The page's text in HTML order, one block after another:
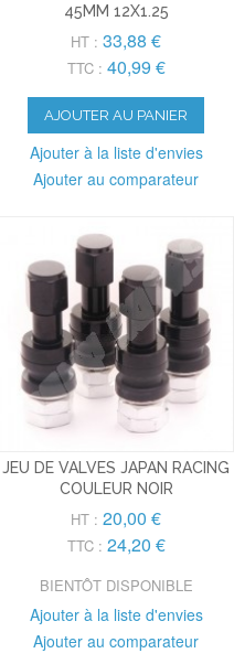
45MM 12X1.25
HT : 33,88 €
TTC : 40,99 €
AJOUTER AU PANIER
Ajouter à la liste d'envies
Ajouter au comparateur
JEU DE VALVES JAPAN RACING
COULEUR NOIR
HT : 20,00 €
TTC : 24,20 €
BIENTÔT DISPONIBLE
Ajouter à la liste d'envies
Ajouter au comparateur